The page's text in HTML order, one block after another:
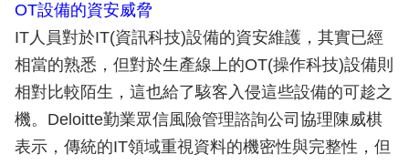
OT設備的資安威脅
IT人員對於IT(資訊科技)設備的資安維護，其實已經
相當的熟悉，但對於生產線上的OT(操作科技)設備則
相對比較陌生，這也給了駭客入侵這些設備的可趁之
機。Deloitte勤業眾信風險管理諮詢公司協理陳威棋
表示，傳統的IT領域重視資料的機密性與完整性，但